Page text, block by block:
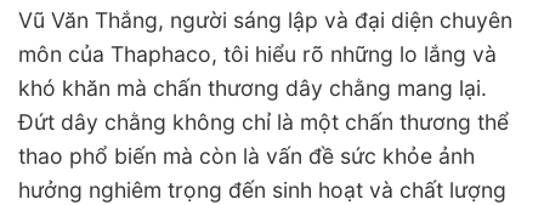
Vũ Văn Thắng, người sáng lập và đại diện chuyên
môn của Thaphaco, tôi hiểu rõ những lo lắng và
khó khăn mà chấn thương dây chằng mang lại.
Đứt dây chằng không chỉ là một chấn thương thể
thao phổ biến mà còn là vấn đề sức khỏe ảnh
hưởng nghiêm trọng đến sinh hoạt và chất lượng